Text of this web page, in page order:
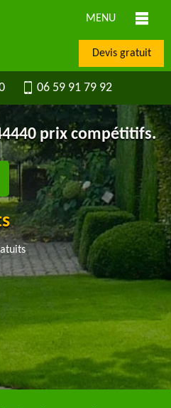
MENU
Devis gratuit
06 59 91 79 92
prix compétitifs.